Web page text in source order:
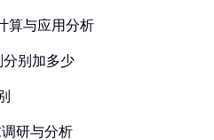
算与应用分析
分别加多少
研与分析